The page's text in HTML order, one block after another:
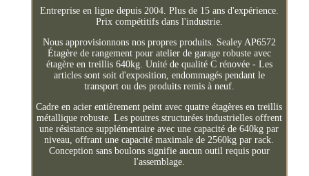
Entreprise en ligne depuis 2004. Plus de 15 ans d'expérience.
Prix compétitifs dans l'industrie.
Nous approvisionnons nos propres produits. Sealey AP6572
Étagère de rangement pour atelier de garage robuste avec
étagère en treillis 640kg. Unité de qualité C rénovée - Les
articles sont soit d'exposition, endommagés pendant le
transport ou des produits remis à neuf.
Cadre en acier entièrement peint avec quatre étagères en treillis
métallique robuste. Les poutres structurées industrielles offrent
une résistance supplémentaire avec une capacité de 640kg par
niveau, offrant une capacité maximale de 2560kg par rack.
Conception sans boulons signifie aucun outil requis pour
l'assemblage.